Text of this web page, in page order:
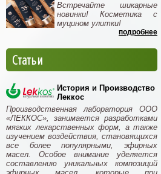
Встречайте шикарные
новинки! Косметика с
муцином улитки!
подробнее
Статьи
История и Производство
Леккос
Производственная лаборатория ООО
«ЛЕККОС», занимается разработками
мягких лекарственных форм, а также
изучением воздействия, становящихся
все более популярными, эфирных
масел. Особое внимание уделяется
составлению уникальных композиций